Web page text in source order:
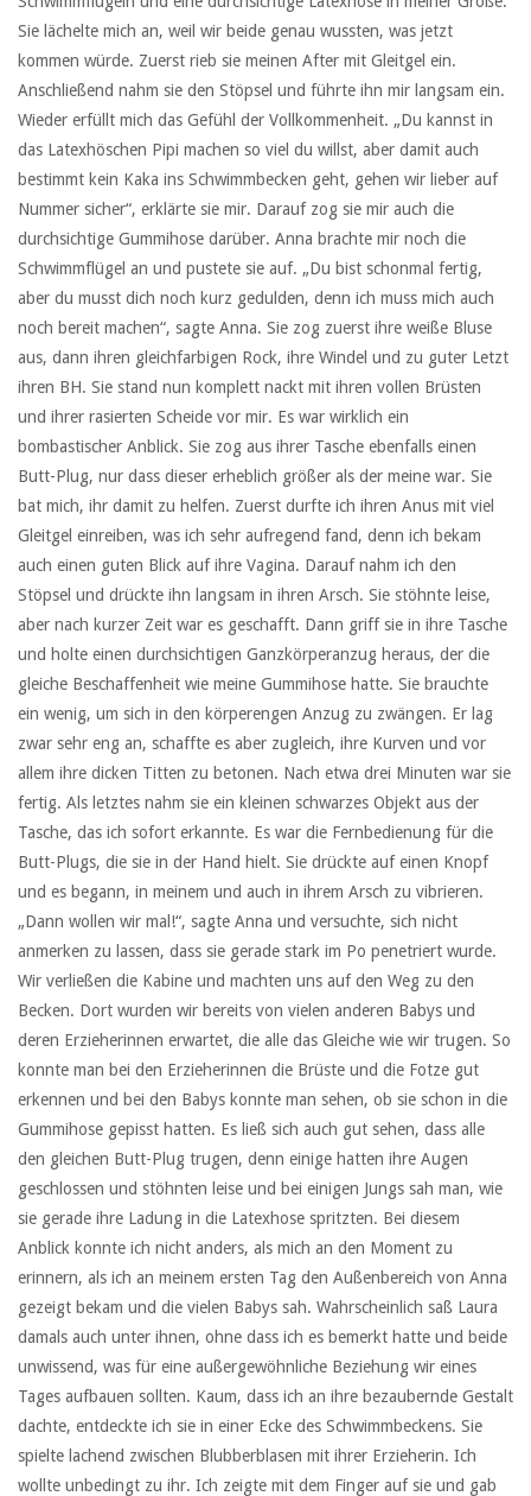
Sie lächelte mich an, weil wir beide genau wussten, was jetzt
kommen würde. Zuerst rieb sie meinen After mit Gleitgel ein.
Anschließend nahm sie den Stöpsel und führte ihn mir langsam ein.
Wieder erfüllt mich das Gefühl der Vollkommenheit. „Du kannst in
das Latexhöschen Pipi machen so viel du willst, aber damit auch
bestimmt kein Kaka ins Schwimmbecken geht, gehen wir lieber auf
Nummer sicher“, erklärte sie mir. Darauf zog sie mir auch die
durchsichtige Gummihose darüber. Anna brachte mir noch die
Schwimmflügel an und pustete sie auf. „Du bist schonmal fertig,
aber du musst dich noch kurz gedulden, denn ich muss mich auch
noch bereit machen“, sagte Anna. Sie zog zuerst ihre weiße Bluse
aus, dann ihren gleichfarbigen Rock, ihre Windel und zu guter Letzt
ihren BH. Sie stand nun komplett nackt mit ihren vollen Brüsten
und ihrer rasierten Scheide vor mir. Es war wirklich ein
bombastischer Anblick. Sie zog aus ihrer Tasche ebenfalls einen
Butt-Plug, nur dass dieser erheblich größer als der meine war. Sie
bat mich, ihr damit zu helfen. Zuerst durfte ich ihren Anus mit viel
Gleitgel einreiben, was ich sehr aufregend fand, denn ich bekam
auch einen guten Blick auf ihre Vagina. Darauf nahm ich den
Stöpsel und drückte ihn langsam in ihren Arsch. Sie stöhnte leise,
aber nach kurzer Zeit war es geschafft. Dann griff sie in ihre Tasche
und holte einen durchsichtigen Ganzkörperanzug heraus, der die
gleiche Beschaffenheit wie meine Gummihose hatte. Sie brauchte
ein wenig, um sich in den körperengen Anzug zu zwängen. Er lag
zwar sehr eng an, schaffte es aber zugleich, ihre Kurven und vor
allem ihre dicken Titten zu betonen. Nach etwa drei Minuten war sie
fertig. Als letztes nahm sie ein kleinen schwarzes Objekt aus der
Tasche, das ich sofort erkannte. Es war die Fernbedienung für die
Butt-Plugs, die sie in der Hand hielt. Sie drückte auf einen Knopf
und es begann, in meinem und auch in ihrem Arsch zu vibrieren.
„Dann wollen wir mal!“, sagte Anna und versuchte, sich nicht
anmerken zu lassen, dass sie gerade stark im Po penetriert wurde.
Wir verließen die Kabine und machten uns auf den Weg zu den
Becken. Dort wurden wir bereits von vielen anderen Babys und
deren Erzieherinnen erwartet, die alle das Gleiche wie wir trugen. So
konnte man bei den Erzieherinnen die Brüste und die Fotze gut
erkennen und bei den Babys konnte man sehen, ob sie schon in die
Gummihose gepisst hatten. Es ließ sich auch gut sehen, dass alle
den gleichen Butt-Plug trugen, denn einige hatten ihre Augen
geschlossen und stöhnten leise und bei einigen Jungs sah man, wie
sie gerade ihre Ladung in die Latexhose spritzten. Bei diesem
Anblick konnte ich nicht anders, als mich an den Moment zu
erinnern, als ich an meinem ersten Tag den Außenbereich von Anna
gezeigt bekam und die vielen Babys sah. Wahrscheinlich saß Laura
damals auch unter ihnen, ohne dass ich es bemerkt hatte und beide
unwissend, was für eine außergewöhnliche Beziehung wir eines
Tages aufbauen sollten. Kaum, dass ich an ihre bezaubernde Gestalt
dachte, entdeckte ich sie in einer Ecke des Schwimmbeckens. Sie
spielte lachend zwischen Blubberblasen mit ihrer Erzieherin. Ich
wollte unbedingt zu ihr. Ich zeigte mit dem Finger auf sie und gab